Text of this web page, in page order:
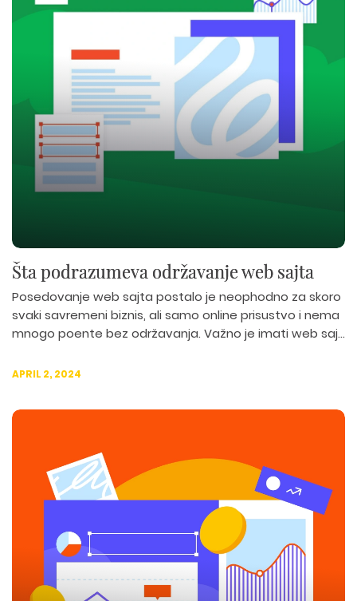
Šta podrazumeva održavanje web sajta
Posedovanje web sajta postalo je neophodno za skoro
svaki savremeni biznis, ali samo online prisustvo i nema
mnogo poente bez održavanja. Važno je imati web saj...
APRIL 2, 2024